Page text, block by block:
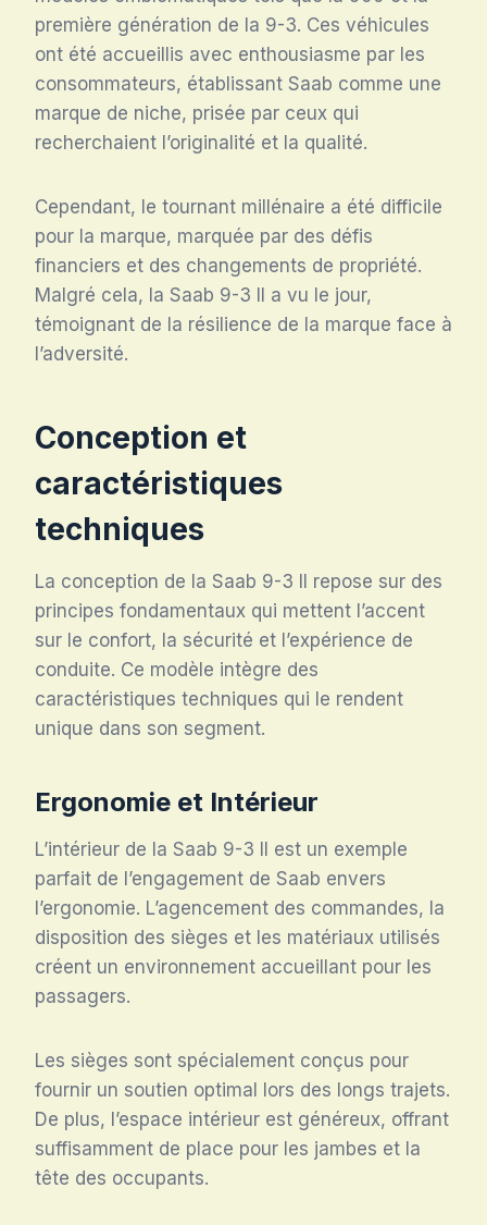
première génération de la 9-3. Ces véhicules
ont été accueillis avec enthousiasme par les
consommateurs, établissant Saab comme une
marque de niche, prisée par ceux qui
recherchaient l’originalité et la qualité.
Cependant, le tournant millénaire a été difficile
pour la marque, marquée par des défis
financiers et des changements de propriété.
Malgré cela, la Saab 9-3 II a vu le jour,
témoignant de la résilience de la marque face à
l’adversité.
Conception et
caractéristiques
techniques
La conception de la Saab 9-3 II repose sur des
principes fondamentaux qui mettent l’accent
sur le confort, la sécurité et l’expérience de
conduite. Ce modèle intègre des
caractéristiques techniques qui le rendent
unique dans son segment.
Ergonomie et Intérieur
L’intérieur de la Saab 9-3 II est un exemple
parfait de l’engagement de Saab envers
l’ergonomie. L’agencement des commandes, la
disposition des sièges et les matériaux utilisés
créent un environnement accueillant pour les
passagers.
Les sièges sont spécialement conçus pour
fournir un soutien optimal lors des longs trajets.
De plus, l’espace intérieur est généreux, offrant
suffisamment de place pour les jambes et la
tête des occupants.